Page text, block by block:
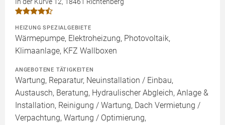
In der Kurve 12, 18461 Richtenberg
HEIZUNG SPEZIALGEBIETE
Wärmepumpe, Elektroheizung, Photovoltaik,
Klimaanlage, KFZ Wallboxen
ANGEBOTENE TÄTIGKEITEN
Wartung, Reparatur, Neuinstallation / Einbau,
Austausch, Beratung, Hydraulischer Abgleich, Anlage &
Installation, Reinigung / Wartung, Dach Vermietung /
Verpachtung, Wartung / Optimierung,